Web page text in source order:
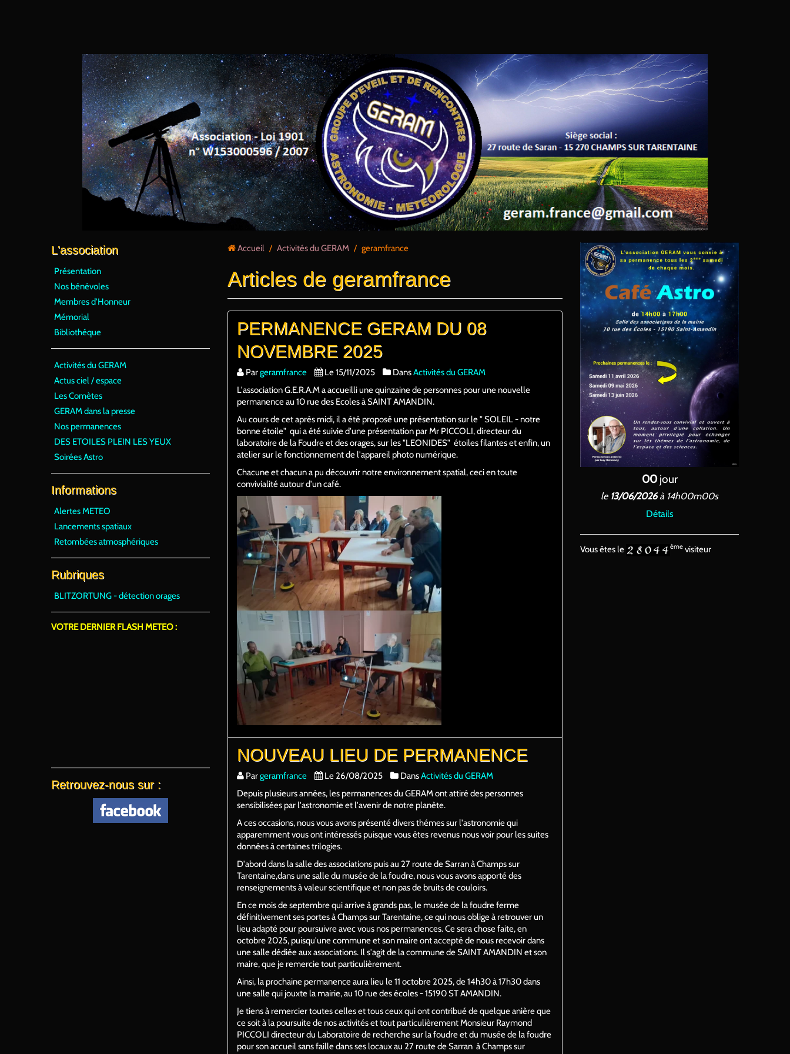
L'association
Présentation
Nos bénévoles
Membres d'Honneur
Mémorial
Bibliothéque
Activités du GERAM
Actus ciel / espace
Les Comètes
GERAM dans la presse
Nos permanences
DES ETOILES PLEIN LES YEUX
Soirées Astro
Informations
Alertes METEO
Lancements spatiaux
Retombées atmosphériques
Rubriques
BLITZORTUNG - détection orages
VOTRE DERNIER FLASH METEO :
Retrouvez-nous sur :
Accueil / Activités du GERAM / geramfrance
Articles de geramfrance
PERMANENCE GERAM DU 08
NOVEMBRE 2025
Pargeramfrance Le 15/11/2025 DansActivités du GERAM
L'association G.E.R.A.M a accueilli une quinzaine de personnes pour une nouvelle
permanence au 10 rue des Ecoles à SAINT AMANDIN.
Au cours de cet après midi, il a été proposé une présentation sur le " SOLEIL - notre
bonne étoile" qui a été suivie d'une présentation par Mr PICCOLI, directeur du
laboratoire de la Foudre et des orages, sur les "LEONIDES" étoiles filantes et enfin, un
atelier sur le fonctionnement de l'appareil photo numérique.
Chacune et chacun a pu découvrir notre environnement spatial, ceci en toute
convivialité autour d'un café.
NOUVEAU LIEU DE PERMANENCE
Pargeramfrance Le 26/08/2025 DansActivités du GERAM
Depuis plusieurs années, les permanences du GERAM ont attiré des personnes
sensibilisées par l'astronomie et l'avenir de notre planète.
A ces occasions, nous vous avons présenté divers thémes sur l'astronomie qui
apparemment vous ont intéressés puisque vous êtes revenus nous voir pour les suites
données à certaines trilogies.
D'abord dans la salle des associations puis au 27 route de Sarran à Champs sur
Tarentaine,dans une salle du musée de la foudre, nous vous avons apporté des
renseignements à valeur scientifique et non pas de bruits de couloirs.
En ce mois de septembre qui arrive à grands pas, le musée de la foudre ferme
définitivement ses portes à Champs sur Tarentaine, ce qui nous oblige à retrouver un
lieu adapté pour poursuivre avec vous nos permanences. Ce sera chose faite, en
octobre 2025, puisqu'une commune et son maire ont accepté de nous recevoir dans
une salle dédiée aux associations. Il s'agit de la commune de SAINT AMANDIN et son
maire, que je remercie tout particulièrement.
Ainsi, la prochaine permanence aura lieu le 11 octobre 2025, de 14h30 à 17h30 dans
une salle qui jouxte la mairie, au 10 rue des écoles - 15190 ST AMANDIN.
Je tiens à remercier toutes celles et tous ceux qui ont contribué de quelque anière que
ce soit à la poursuite de nos activités et tout particulièrement Monsieur Raymond
PICCOLI directeur du Laboratoire de recherche sur la foudre et du musée de la foudre
pour son accueil sans faille dans ses locaux au 27 route de Sarran à Champs sur
00jour
le 13/06/2026à 14h00m00s
Détails
Vous êtes le ème visiteur